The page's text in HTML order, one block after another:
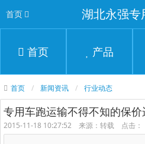
首页
首页 产品
首页 新闻资讯 行业动态
专用车跑运输不得不知的保
2015-11-18 10:27:52 来源：转载 点击：